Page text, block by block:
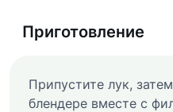
Приготовление
Припустите лук,
блендере вместе с